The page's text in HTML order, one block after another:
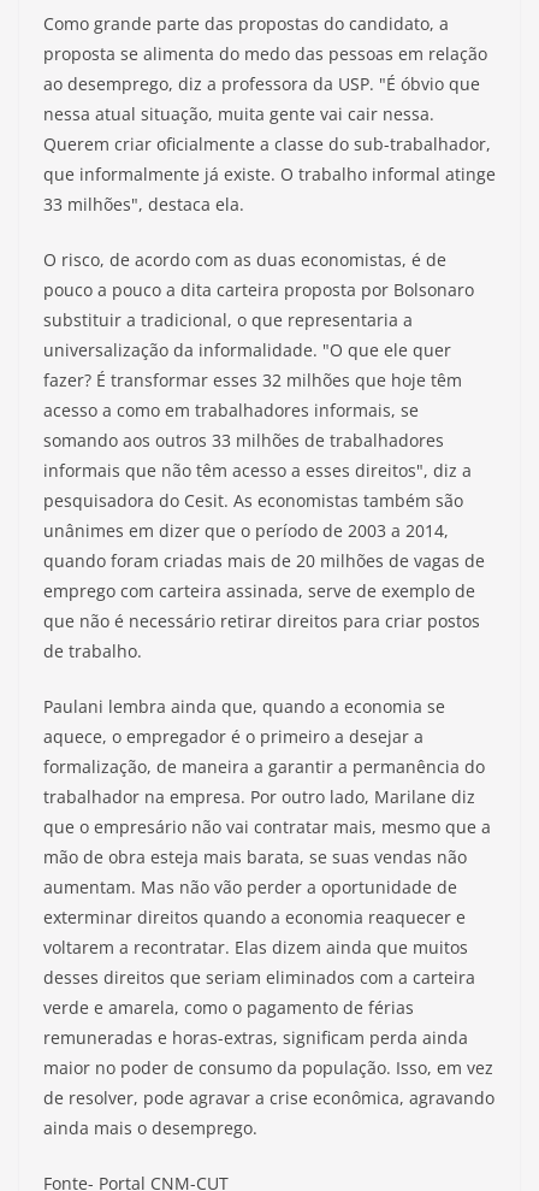
Como grande parte das propostas do candidato, a
proposta se alimenta do medo das pessoas em relação
ao desemprego, diz a professora da USP. "É óbvio que
nessa atual situação, muita gente vai cair nessa.
Querem criar oficialmente a classe do sub-trabalhador,
que informalmente já existe. O trabalho informal atinge
33 milhões", destaca ela.
O risco, de acordo com as duas economistas, é de
pouco a pouco a dita carteira proposta por Bolsonaro
substituir a tradicional, o que representaria a
universalização da informalidade. "O que ele quer
fazer? É transformar esses 32 milhões que hoje têm
acesso a como em trabalhadores informais, se
somando aos outros 33 milhões de trabalhadores
informais que não têm acesso a esses direitos", diz a
pesquisadora do Cesit. As economistas também são
unânimes em dizer que o período de 2003 a 2014,
quando foram criadas mais de 20 milhões de vagas de
emprego com carteira assinada, serve de exemplo de
que não é necessário retirar direitos para criar postos
de trabalho.
Paulani lembra ainda que, quando a economia se
aquece, o empregador é o primeiro a desejar a
formalização, de maneira a garantir a permanência do
trabalhador na empresa. Por outro lado, Marilane diz
que o empresário não vai contratar mais, mesmo que a
mão de obra esteja mais barata, se suas vendas não
aumentam. Mas não vão perder a oportunidade de
exterminar direitos quando a economia reaquecer e
voltarem a recontratar. Elas dizem ainda que muitos
desses direitos que seriam eliminados com a carteira
verde e amarela, como o pagamento de férias
remuneradas e horas-extras, significam perda ainda
maior no poder de consumo da população. Isso, em vez
de resolver, pode agravar a crise econômica, agravando
ainda mais o desemprego.
Fonte- Portal CNM-CUT